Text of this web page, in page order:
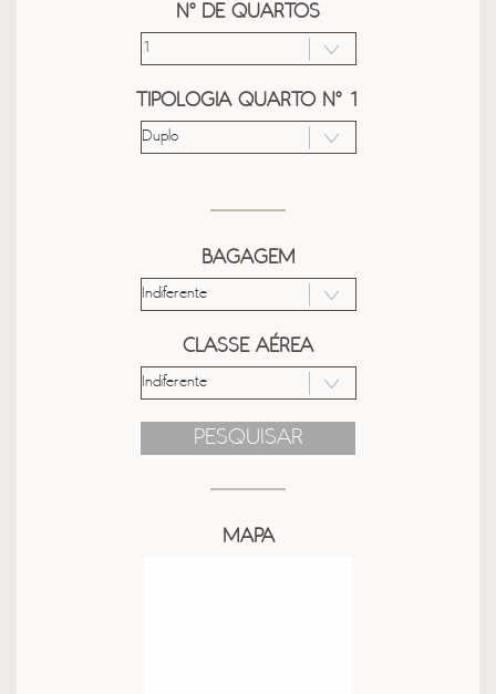
Nº DE QUARTOS
TIPOLOGIA QUARTO Nº 1
BAGAGEM
CLASSE AÉREA
PESQUISAR
MAPA